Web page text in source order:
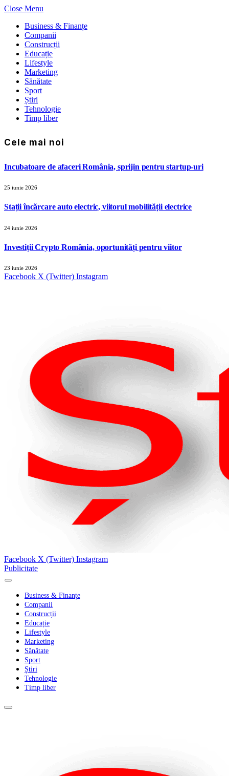
Close Menu
Business & Finanțe
Companii
Construcții
Educație
Lifestyle
Marketing
Sănătate
Sport
Știri
Tehnologie
Timp liber
Cele mai noi
Incubatoare de afaceri România, sprijin pentru startup-uri
25 iunie 2026
Stații încărcare auto electric, viitorul mobilității electrice
24 iunie 2026
Investiții Crypto România, oportunități pentru viitor
23 iunie 2026
Facebook X (Twitter) Instagram
Facebook X (Twitter) Instagram
Publicitate
Business & Finanțe
Companii
Construcții
Educație
Lifestyle
Marketing
Sănătate
Sport
Știri
Tehnologie
Timp liber